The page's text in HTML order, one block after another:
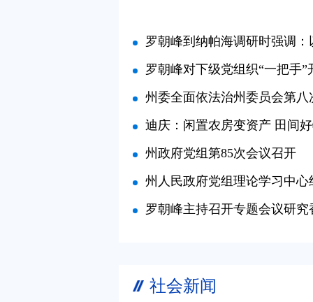
罗朝峰到纳帕海调研时强调：以坚定决心狠抓系统治理
罗朝峰对下级党组织“一把手”
州委全面依法治州委员会第八
迪庆：闲置农房变资产 田间
州政府党组第85次会议召开
州人民政府党组理论学习中心组举行
罗朝峰主持召开专题会议研究香格里拉虎跳峡片区生态旅游方案并强调：坚持生态优先
社会新闻